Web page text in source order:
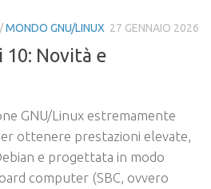
/MONDO GNU/LINUX 27 GENNAIO 2026
10: Novità e
GNU/Linux estremamente
ottenere prestazioni elevate,
e progettata in modo
computer (SBC, ovvero